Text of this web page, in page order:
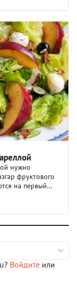
нужно
фруктового
на первый
красный
микс
постарайтесь
уксусом,
и перцем —
палитра пойдет
обязательно
что они
Войдите или